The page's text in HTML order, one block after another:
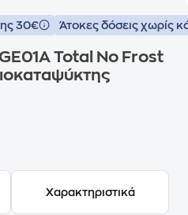
30€ Άτοκες δόσεις χωρίς
Total No Frost
Χαρακτηριστικά